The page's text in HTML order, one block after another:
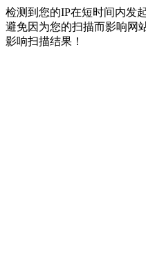
检测到您的IP在短时间内发
避免因为您的扫描而影响网
影响扫描结果！